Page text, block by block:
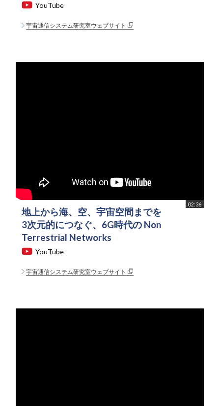
YouTube
宇宙通信システム研究室ウェブサイト
02:36
地上から海、空、宇宙空間までを
3次元的につなぐ、6G時代の Non
Terrestrial Networks
YouTube
宇宙通信システム研究室ウェブサイト